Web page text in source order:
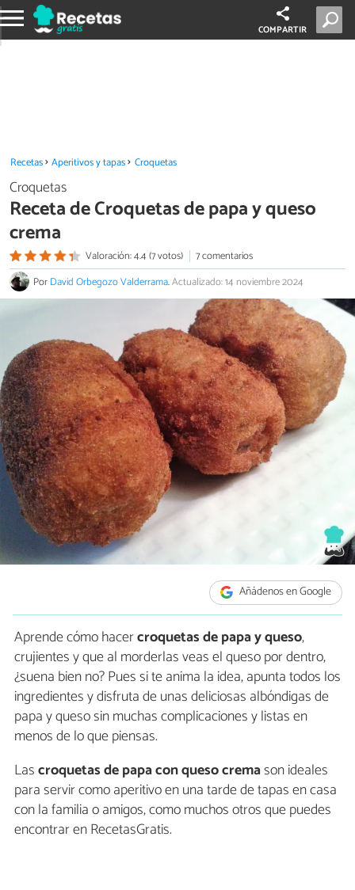
COMPARTIR
Recetas Aperitivos y tapas Croquetas
Croquetas
Receta de Croquetas de papa y queso
crema
Valoración: 4.4 (7 votos)
7 comentarios
PorDavid Orbegozo Valderrama.Actualizado: 14 noviembre 2024
Añádenos en Google
Aprende cómo hacercroquetas de papa y queso,
crujientes y que al morderlas veas el queso por dentro,
¿suena bien no? Pues si te anima la idea, apunta todos los
ingredientes y disfruta de unas deliciosas albóndigas de
papa y queso sin muchas complicaciones y listas en
menos de lo que piensas.
Lascroquetas de papa con queso cremason ideales
para servir como aperitivo en una tarde de tapas en casa
con la familia o amigos, como muchos otros que puedes
encontrar en RecetasGratis.